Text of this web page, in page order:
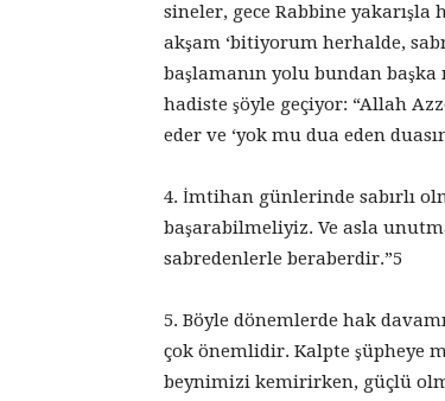
sineler, gece Rabbine
akşam ‘bitiyorum herhalde,
başlamanın yolu bundan başka
hadiste şöyle geçiyor: “Allah
eder ve ‘yok mu dua eden
4. İmtihan günlerinde sabırlı
başarabilmeliyiz. Ve asla
sabredenlerle beraberdir.”5
5. Böyle dönemlerde hak
çok önemlidir. Kalpte şüpheye
beynimizi kemirirken, güçlü